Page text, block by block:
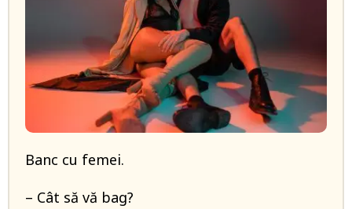
Banc cu femei.
– Cât să vă bag?